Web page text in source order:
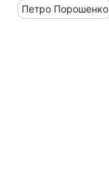
Петро Порошенко